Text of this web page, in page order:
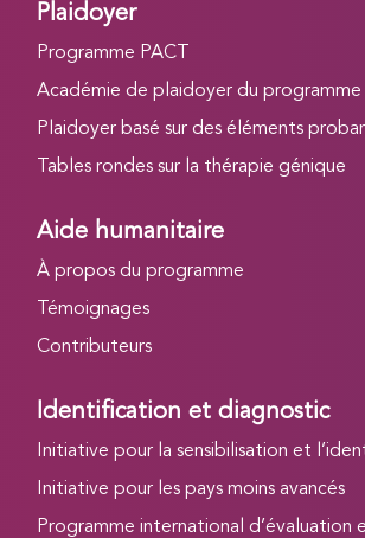
Plaidoyer
Programme PACT
Académie de plaidoyer du programme
Plaidoyer basé sur des éléments
Tables rondes sur la thérapie génique
Aide humanitaire
À propos du programme
Témoignages
Contributeurs
Identification et diagnostic
Initiative pour la sensibilisation et
Initiative pour les pays moins avancés
Programme international d’évaluation